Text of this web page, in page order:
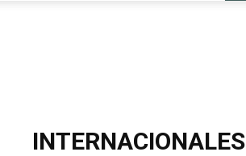
INTERNACIONALES